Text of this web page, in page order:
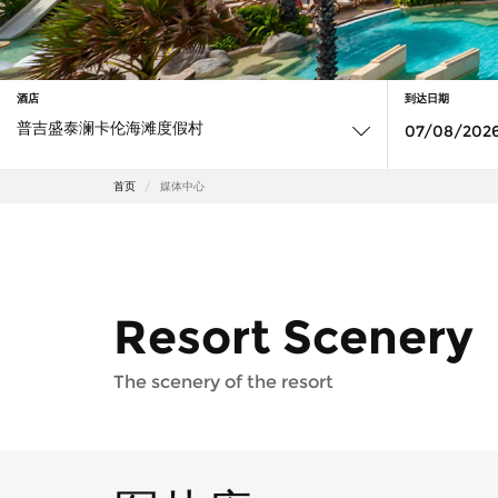
酒店 到达日期
首页 媒体中心
Resort Scenery
The scenery of the resort